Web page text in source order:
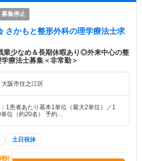
募集停止
さかもと整形外科の理学療法士求
業少なめ＆長期休暇あり◎外来中心の整
療法士募集＜非常勤＞
大阪市住之江区
1患者あたり基本1単位（最大2単位）／1
位（約20名） 予約…
土日祝休